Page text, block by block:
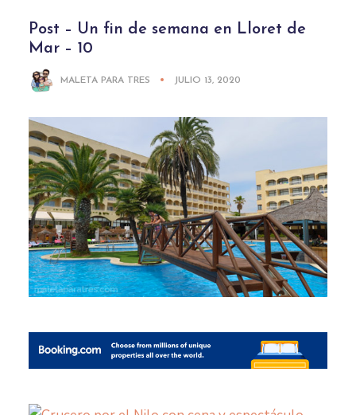
Post – Un fin de semana en Lloret de
Mar – 10
MALETA PARA TRES JULIO 13, 2020